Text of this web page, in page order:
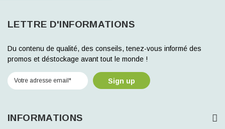
LETTRE D'INFORMATIONS
Du contenu de qualité, des conseils, tenez-vous informé des
promos et déstockage avant tout le monde !
Sign up
INFORMATIONS